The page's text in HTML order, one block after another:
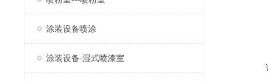
涂装设备喷涂
涂装设备-湿式喷漆室